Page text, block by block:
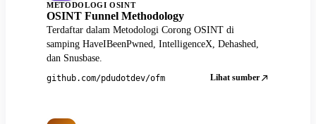
METODOLOGI OSINT
OSINT Funnel Methodology
Terdaftar dalam Metodologi Corong OSINT di
samping HaveIBeenPwned, IntelligenceX, Dehashed,
dan Snusbase.
github.com/pdudotdev/ofm Lihat sumber